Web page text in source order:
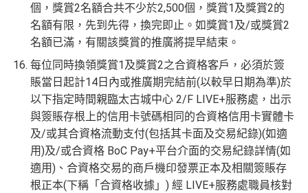
個，獎賞2名額合共不少於2,500個，獎賞1及獎賞2的
名額有限，先到先得，換完即止。如獎賞1及/或獎賞2
名額已滿，有關該獎賞的推廣將提早結束。
每位同時換領獎賞1及獎賞2之合資格客戶，必須於簽
賬當日起計14日內或推廣期完結前(以較早日期為準)於
以下指定時間親臨太古城中心 2/F LIVE+服務處，出示
與簽賬存根上的信用卡號碼相同的合資格信用卡實體卡
及/或其合資格流動支付(包括其卡面及交易紀錄)(如適
用)及/或合資格 BoC Pay+平台介面的交易紀錄詳情(如
適用)、合資格交易的商戶機印發票正本及相關簽賬存
根正本(下稱「合資格收據」) 經 LIVE+服務處職員核對